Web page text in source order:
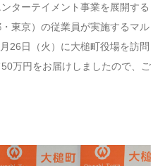
ターテイメント事業を展開する
東京）の従業員が実施するマル
26日（火）に大槌町役場を訪問
万円をお届けしましたので、ご